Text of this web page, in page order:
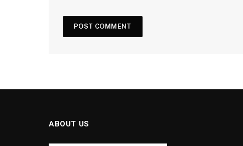
ABOUT US